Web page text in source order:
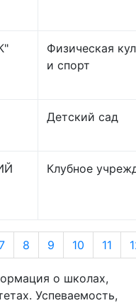
Физическая
и спорт
Детский сад
Клубное
8 9 10 11
о школах,
Успеваемость,